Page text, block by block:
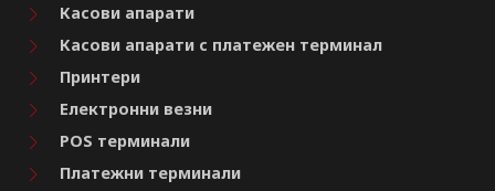
Касови апарати
Касови апарати с платежен терминал
Принтери
Електронни везни
POS терминали
Платежни терминали